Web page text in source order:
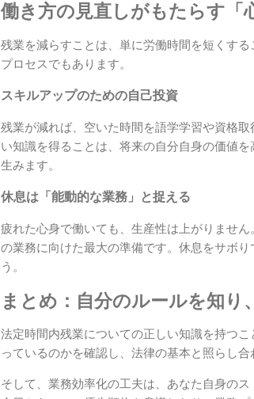
働き方の見直しがもたらす「
残業を減らすことは、単に労働時間を短くす
プロセスでもあります。
スキルアップのための自己投資
残業が減れば、空いた時間を語学学習や資格
い知識を得ることは、将来の自分自身の価値
生みます。
休息は「能動的な業務」と捉える
疲れた心身で働いても、生産性は上がりませ
の業務に向けた最大の準備です。休息をサボ
う。
まとめ：自分のルールを知り
法定時間内残業についての正しい知識を持つ
っているのかを確認し、法律の基本と照らし
そして、業務効率化の工夫は、あなた自身の